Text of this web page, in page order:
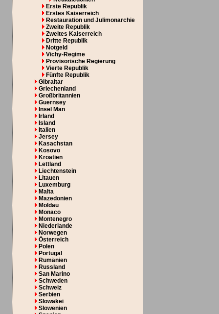
Erste Republik
Erstes Kaiserreich
Restauration und Julimonarchie
Zweite Republik
Zweites Kaiserreich
Dritte Republik
Notgeld
Vichy-Regime
Provisorische Regierung
Vierte Republik
Fünfte Republik
Gibraltar
Griechenland
Großbritannien
Guernsey
Insel Man
Irland
Island
Italien
Jersey
Kasachstan
Kosovo
Kroatien
Lettland
Liechtenstein
Litauen
Luxemburg
Malta
Mazedonien
Moldau
Monaco
Montenegro
Niederlande
Norwegen
Österreich
Polen
Portugal
Rumänien
Russland
San Marino
Schweden
Schweiz
Serbien
Slowakei
Slowenien